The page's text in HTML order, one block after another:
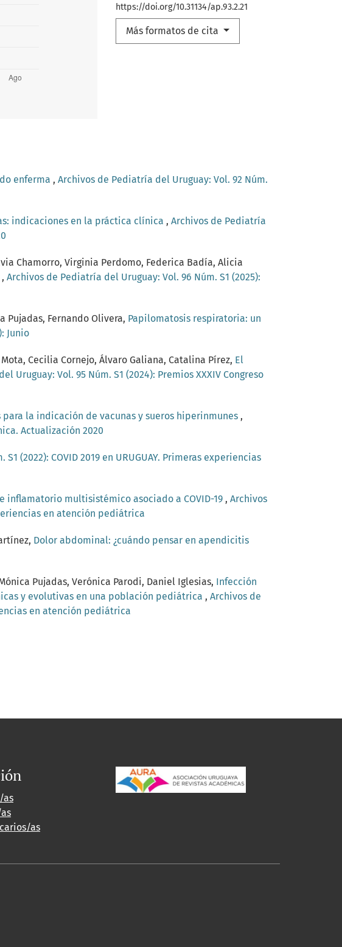
https://doi.org/10.31134/ap.93.2.21
Más formatos de cita
enferma , Archivos de Pediatría del Uruguay: Vol. 92 Núm.
indicaciones en la práctica clínica , Archivos de Pediatría
Chamorro, Virginia Perdomo, Federica Badía, Alicia
, Archivos de Pediatría del Uruguay: Vol. 96 Núm. S1 (2025):
Pujadas, Fernando Olivera, Papilomatosis respiratoria: un
Junio
Cecilia Cornejo, Álvaro Galiana, Catalina Pírez, El
Uruguay: Vol. 95 Núm. S1 (2024): Premios XXXIV Congreso
la indicación de vacunas y sueros hiperinmunes ,
Actualización 2020
(2022): COVID 2019 en URUGUAY. Primeras experiencias
inflamatorio multisistémico asociado a COVID-19 , Archivos
en atención pediátrica
Dolor abdominal: ¿cuándo pensar en apendicitis
Pujadas, Verónica Parodi, Daniel Iglesias, Infección
y evolutivas en una población pediátrica , Archivos de
en atención pediátrica
as
as